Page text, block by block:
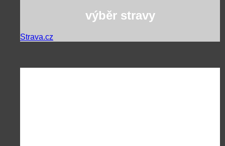
výběr stravy
Strava.cz